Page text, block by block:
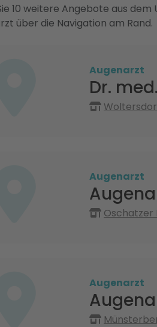
10 weitere Angebote aus
über die Navigation am Rand.
Augenarzt
Dr.
Augenarzt
Oschatzer
Augenarzt